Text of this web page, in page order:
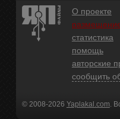
О проекте
статистика
помощь
авторские
сообщить
© 2008-2026 Yaplakal.com.